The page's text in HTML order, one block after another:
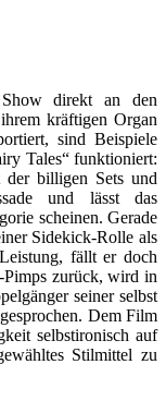
direkt an den
kräftigen Organ
sind Beispiele
Tales“ funktioniert:
der billigen Sets und
und lässt das
scheinen. Gerade
Sidekick-Rolle als
fällt er doch
Pimps zurück, wird in
seiner selbst
Dem Film
selbstironisch auf
Stilmittel zu